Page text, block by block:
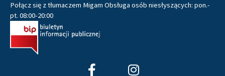
Połącz się z tłumaczem Migam Obsługa osób niesłyszących: pon.-
pt. 08:00-20:00
F
a
I
n